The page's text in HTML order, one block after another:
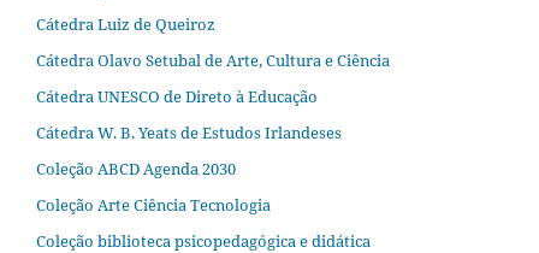
Cátedra Luiz de Queiroz
Cátedra Olavo Setubal de Arte, Cultura e Ciência
Cátedra UNESCO de Direto à Educação
Cátedra W. B. Yeats de Estudos Irlandeses
Coleção ABCD Agenda 2030
Coleção Arte Ciência Tecnologia
Coleção biblioteca psicopedagógica e didática